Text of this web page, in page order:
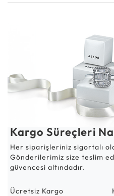
Kargo Süreçleri
Her siparişleriniz sigortalı
Gönderilerimiz size teslim
güvencesi altındadır.
Ücretsiz Kargo